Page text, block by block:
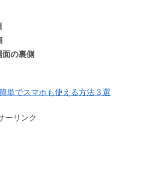
の裏側
単でスマホも使える方法３選
ーリンク